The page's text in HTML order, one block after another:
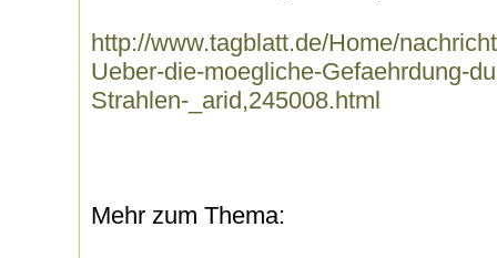
http://www.tagblatt.de/Home/
Ueber-die-moegliche-Gefaehrdung-
Strahlen-_arid,245008.html
Mehr zum Thema: